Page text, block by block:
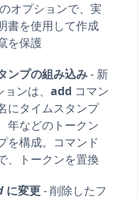
オプションで、実
書を使用して作成
を保護
ンプの組み込み- 新
ンは、 add コマン
にタイムスタンプ
年などのトークン
を構成。コマンド
、トークンを置換
に変更- 削除したフ